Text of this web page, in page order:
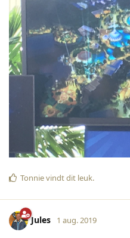
Tonnievindt dit leuk.
Jules 1 aug. 2019